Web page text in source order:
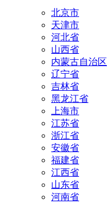
北京市
天津市
河北省
山西省
内蒙古自治区
辽宁省
吉林省
黑龙江省
上海市
江苏省
浙江省
安徽省
福建省
江西省
山东省
河南省